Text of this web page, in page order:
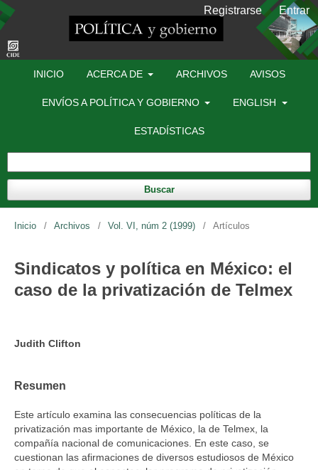
INICIO ACERCA DE ARCHIVOS AVISOS
ENVÍOS A POLÍTICA Y GOBIERNO ENGLISH
ESTADÍSTICAS
Buscar
Registrarse Entrar
Inicio / Archivos / Vol. VI, núm 2 (1999) / Artículos
Sindicatos y política en México: el
caso de la privatización de Telmex
Judith Clifton
Resumen
Este artículo examina las consecuencias políticas de la
privatización mas importante de México, la de Telmex, la
compañía nacional de comunicaciones. En este caso, se
cuestionan las afirmaciones de diversos estudiosos de México